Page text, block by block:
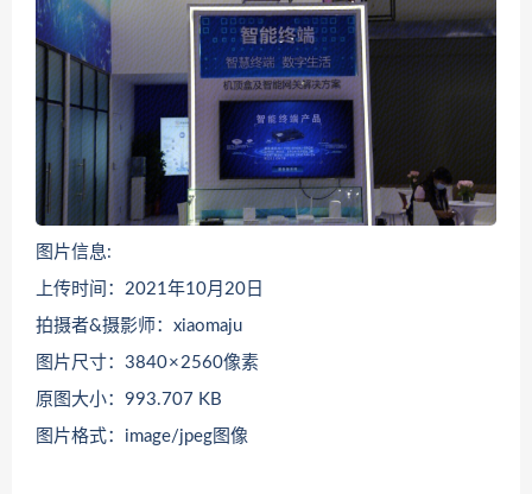
图片信息:
上传时间：2021年10月20日
拍摄者&摄影师：xiaomaju
图片尺寸：3840 × 2560像素
原图大小：993.707 KB
图片格式：image/jpeg图像